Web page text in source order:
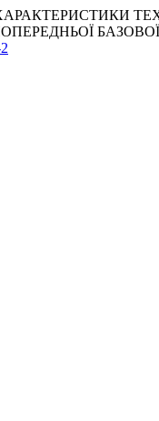
ХАРАКТЕРИСТИКИ